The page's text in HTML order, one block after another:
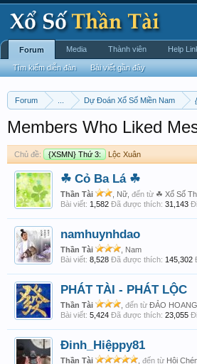
Forum Dự Đoán Xổ Số Miền Nam
Members Who Liked
Chủ đề: {XSMN} Thứ 3: Lộc Xuân
☘ Cỏ Ba Lá ☘
Thần Tài , Nữ, đến từ ☘ Xổ Số
Bài viết: 1,582 Đã được thích: 31,143
namhuynhdao
Thần Tài
, Nam
Bài viết: 8,528 Đã được thích: 145,302
PHÁT TÀI - PHÁT LỘC
Thần Tài đến từ ĐẢO HOANG
Bài viết: 5,424 Đã được thích: 23,055
Đinh_Hiệppy81
Thần Tài đến từ Hội
Forum
Tìm kiếm diễn đàn Bài viết gần đây
Media Thành viên Help